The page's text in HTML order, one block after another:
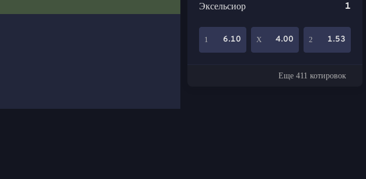
Эксельсиор 1
1 6.10 Х 4.00 2 1.53
Еще 411 котировок